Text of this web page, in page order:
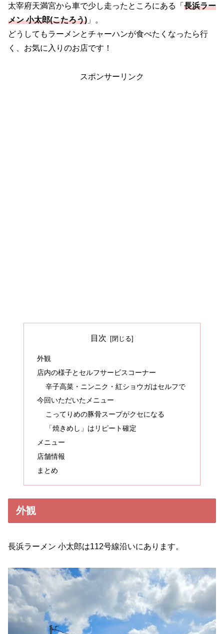
太宰府天満宮から車で少し走ったところにある「 長浜ラー
メン 小太郎(こたろう) 」。
どうしてもラーメンとチャーハンが食べたくなったら行
く、お気に入りのお店です！
スポンサーリンク
目次
外観
店内の様子とセルフサービスコーナー
辛子高菜・ニンニク・紅ショウガはセルフで
今回いただいたメニュー
こってりめの豚骨スープがクセになる
「焼きめし」はリピート確定
メニュー
店舗情報
まとめ
外観
長浜ラーメン 小太郎は112号線沿いにあります。